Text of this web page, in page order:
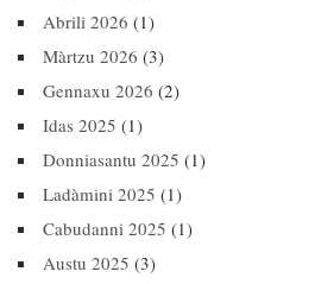
Abrili 2026 (1)
Màrtzu 2026 (3)
Gennaxu 2026 (2)
Idas 2025 (1)
Donniasantu 2025 (1)
Ladàmini 2025 (1)
Cabudanni 2025 (1)
Austu 2025 (3)